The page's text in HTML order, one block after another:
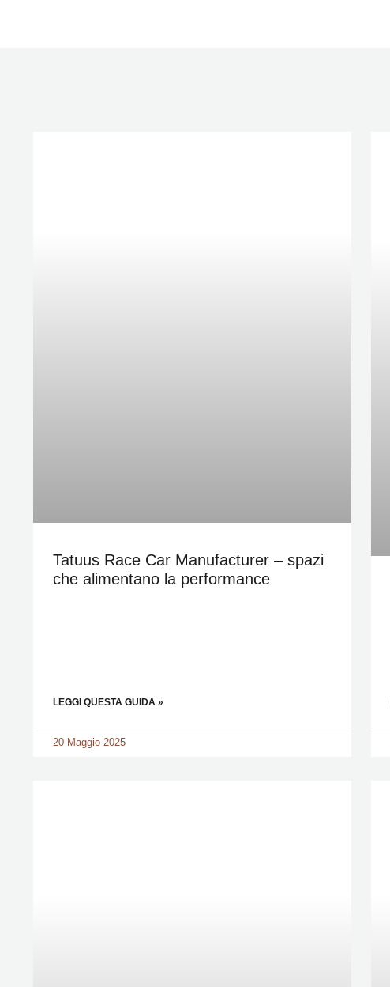
Tatuus Race Car Manufacturer – spazi
che alimentano la performance
LEGGI QUESTA GUIDA »
20 Maggio 2025